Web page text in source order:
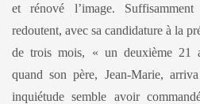
et rénové l’image.
redoutent, avec sa candidature à la
de trois mois, « un deuxième 21
quand son père, Jean-Marie,
inquiétude semble avoir